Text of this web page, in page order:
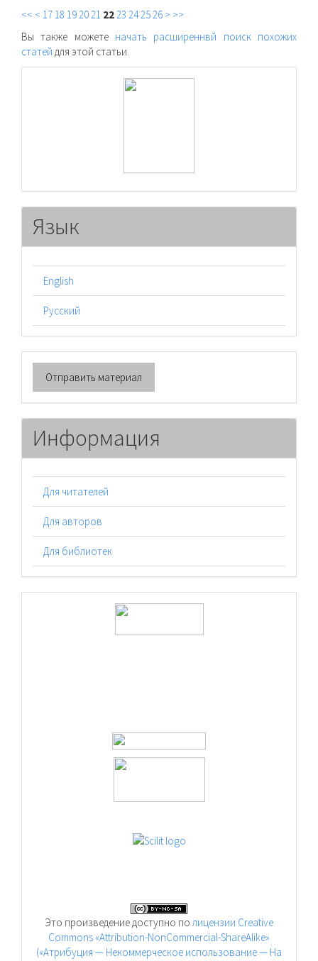
<< < 17 18 192021 2223 242526 > >>
Вы также можете начать расширеннвй поиск похожих
статей для этой статьи.
Язык
English
Русский
Отправить
материал
Отправить материал
Информация
Для читателей
Для авторов
Для библиотек
Это произведение доступно полицензии Creative
Commons «Attribution-NonCommercial-ShareAlike»
(«Атрибуция — Некоммерческое использование — На